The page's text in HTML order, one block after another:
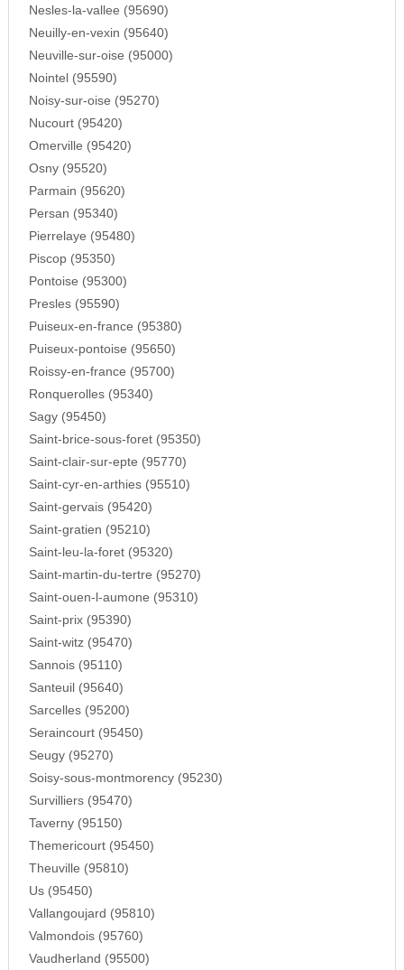
Nesles-la-vallee (95690)
Neuilly-en-vexin (95640)
Neuville-sur-oise (95000)
Nointel (95590)
Noisy-sur-oise (95270)
Nucourt (95420)
Omerville (95420)
Osny (95520)
Parmain (95620)
Persan (95340)
Pierrelaye (95480)
Piscop (95350)
Pontoise (95300)
Presles (95590)
Puiseux-en-france (95380)
Puiseux-pontoise (95650)
Roissy-en-france (95700)
Ronquerolles (95340)
Sagy (95450)
Saint-brice-sous-foret (95350)
Saint-clair-sur-epte (95770)
Saint-cyr-en-arthies (95510)
Saint-gervais (95420)
Saint-gratien (95210)
Saint-leu-la-foret (95320)
Saint-martin-du-tertre (95270)
Saint-ouen-l-aumone (95310)
Saint-prix (95390)
Saint-witz (95470)
Sannois (95110)
Santeuil (95640)
Sarcelles (95200)
Seraincourt (95450)
Seugy (95270)
Soisy-sous-montmorency (95230)
Survilliers (95470)
Taverny (95150)
Themericourt (95450)
Theuville (95810)
Us (95450)
Vallangoujard (95810)
Valmondois (95760)
Vaudherland (95500)